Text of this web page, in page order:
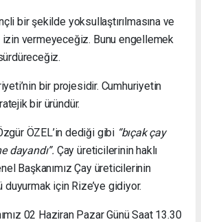
bir şekilde yoksullaştırılmasına ve
vermeyeceğiz. Bunu engellemek
bir projesidir. Cumhuriyetin
bir üründür.
ÖZEL’in dediği gibi “bıçak çay
dayandı”. Çay üreticilerinin haklı
Başkanımız Çay üreticilerinin
için Rize’ye gidiyor.
02 Haziran Pazar Günü Saat 13.30